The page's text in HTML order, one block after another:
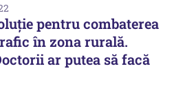
pentru combaterea
în zona rurală.
ar putea să facă